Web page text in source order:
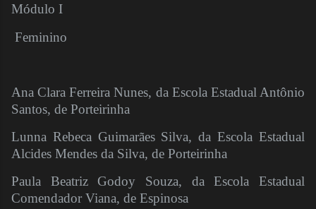
Módulo I
Feminino
Ana Clara Ferreira Nunes, da Escola Estadual Antônio
Santos, de Porteirinha
Lunna Rebeca Guimarães Silva, da Escola Estadual
Alcides Mendes da Silva, de Porteirinha
Paula Beatriz Godoy Souza, da Escola Estadual
Comendador Viana, de Espinosa